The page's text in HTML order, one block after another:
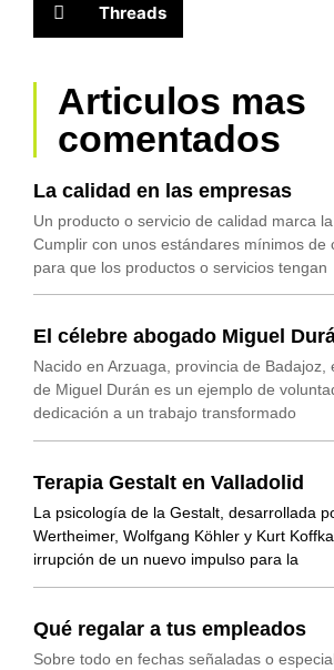
Threads
Articulos mas
comentados
La calidad en las empresas
Un producto o servicio de calidad marca la
Cumplir con unos estándares mínimos de
para que los productos o servicios tengan
El célebre abogado Miguel
Nacido en Arzuaga, provincia de Badajoz,
de Miguel Durán es un ejemplo de
dedicación a un trabajo transformado
Terapia Gestalt en Valladolid
La psicología de la Gestalt, desarrollada
Wertheimer, Wolfgang Köhler y Kurt
irrupción de un nuevo impulso para la
Qué regalar a tus empleados
Sobre todo en fechas señaladas o